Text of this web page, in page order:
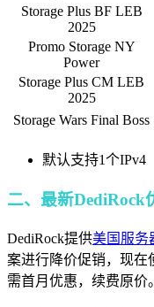
Storage Plus BF LEB
2025
Promo Storage NY
Power
Storage Plus CM LEB
2025
Storage Wars Final Boss
默认支持1个IPv4
二、最新DediRock
DediRock提供美国服务
案进行降价促销，现在
需首月优惠，续费原价。